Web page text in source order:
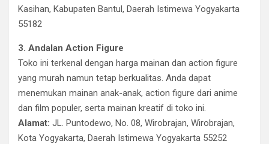
Kasihan, Kabupaten Bantul, Daerah Istimewa Yogyakarta
55182
3. Andalan Action Figure
Toko ini terkenal dengan harga mainan dan action figure
yang murah namun tetap berkualitas. Anda dapat
menemukan mainan anak-anak, action figure dari anime
dan film populer, serta mainan kreatif di toko ini.
Alamat: JL. Puntodewo, No. 08, Wirobrajan, Wirobrajan,
Kota Yogyakarta, Daerah Istimewa Yogyakarta 55252